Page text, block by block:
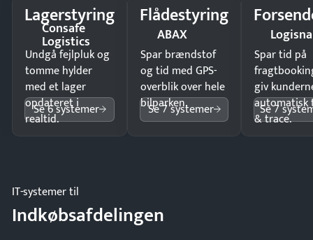
Lagerstyring
Consafe
Logistics
Undgå fejlpluk og
tomme hylder
med et lager
opdateret i
realtid.
Se 6 systemer
Flådestyring
ABAX
Spar brændstof
og tid med GPS-
overblik over hele
bilparken.
Se 7 systemer
Spar tid på
giv
automatisk
& trace.
Se 7
IT-systemer til
Indkøbsafdelingen